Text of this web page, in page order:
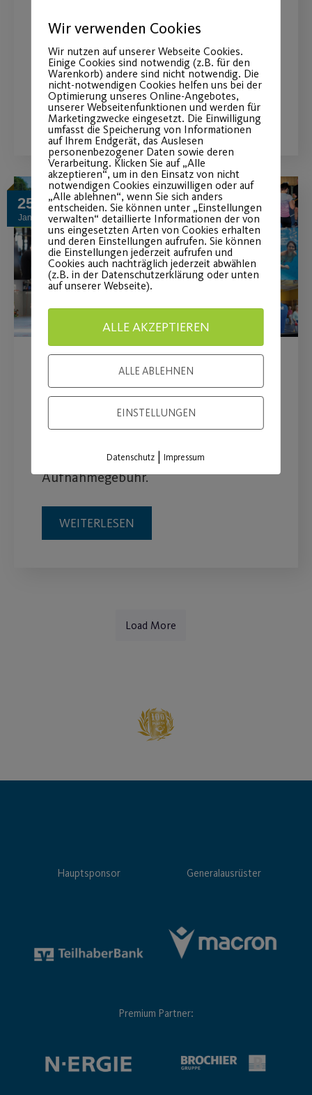
Ferienschwimmkurse und
Aquaspecials in den Faschingsferien ist
online
WEITERLESEN
25
Jan.
Bund unterstützt
Neumitgliedschaft im
Sportverein mit 40 €
Post SV erlässt zusätzlich deine
Aufnahmegebühr.
WEITERLESEN
Load More
Hauptsponsor Generalausrüster
Premium Partner:
Wir verwenden Cookies
Wir nutzen auf unserer Webseite Cookies.
Einige Cookies sind notwendig (z.B. für den
Warenkorb) andere sind nicht notwendig. Die
nicht-notwendigen Cookies helfen uns bei der
Optimierung unseres Online-Angebotes,
unserer Webseitenfunktionen und werden für
Marketingzwecke eingesetzt. Die Einwilligung
umfasst die Speicherung von Informationen
auf Ihrem Endgerät, das Auslesen
personenbezogener Daten sowie deren
Verarbeitung. Klicken Sie auf „Alle
akzeptieren“, um in den Einsatz von nicht
notwendigen Cookies einzuwilligen oder auf
„Alle ablehnen“, wenn Sie sich anders
entscheiden. Sie können unter „Einstellungen
verwalten“ detaillierte Informationen der von
uns eingesetzten Arten von Cookies erhalten
und deren Einstellungen aufrufen. Sie können
die Einstellungen jederzeit aufrufen und
Cookies auch nachträglich jederzeit abwählen
(z.B. in der Datenschutzerklärung oder unten
auf unserer Webseite).
ALLE AKZEPTIEREN
ALLE ABLEHNEN
EINSTELLUNGEN
Datenschutz |Impressum